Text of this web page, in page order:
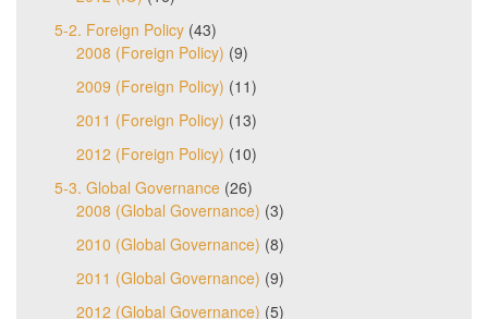
5-2. Foreign Policy (43)
2008 (Foreign Policy) (9)
2009 (Foreign Policy) (11)
2011 (Foreign Policy) (13)
2012 (Foreign Policy) (10)
5-3. Global Governance (26)
2008 (Global Governance) (3)
2010 (Global Governance) (8)
2011 (Global Governance) (9)
2012 (Global Governance) (5)